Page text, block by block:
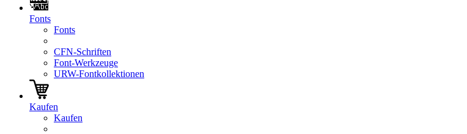
Fonts
Fonts
CFN-Schriften
Font-Werkzeuge
URW-Fontkollektionen
Kaufen
Kaufen